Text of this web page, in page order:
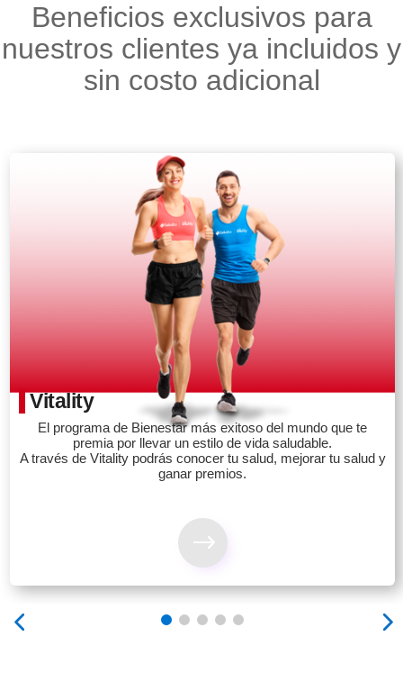
Beneficios exclusivos para
nuestros clientes ya incluidos y
sin costo adicional
Vitality
El programa de Bienestar más exitoso del mundo que te
premia por llevar un estilo de vida saludable.
A través de Vitality podrás conocer tu salud, mejorar tu salud y
ganar premios.
C